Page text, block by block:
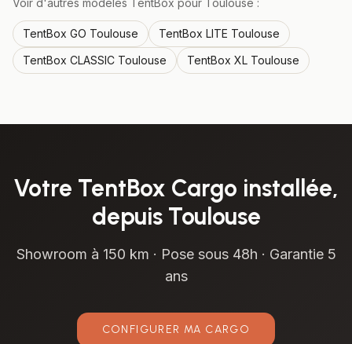
Voir d'autres modèles TentBox pour Toulouse :
TentBox GO Toulouse TentBox LITE Toulouse
TentBox CLASSIC Toulouse TentBox XL Toulouse
Votre TentBox Cargo installée,
depuis Toulouse
Showroom à 150 km · Pose sous 48h · Garantie 5
ans
CONFIGURER MA CARGO